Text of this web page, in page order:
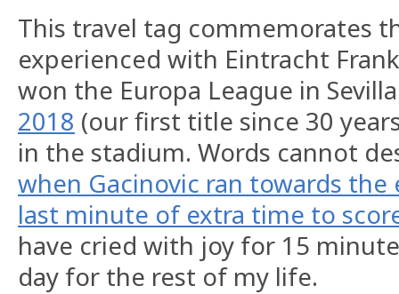
This travel tag commemorates
experienced with Eintracht
won the Europa League in
2018 (our first title since 30
in the stadium. Words cannot
when Gacinovic ran towards
last minute of extra time to
have cried with joy for 15
day for the rest of my life.